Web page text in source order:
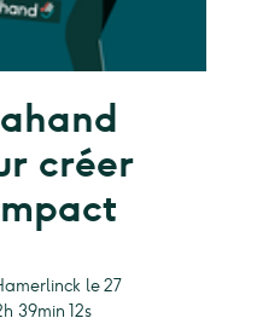
créer
le 27
39min 12s